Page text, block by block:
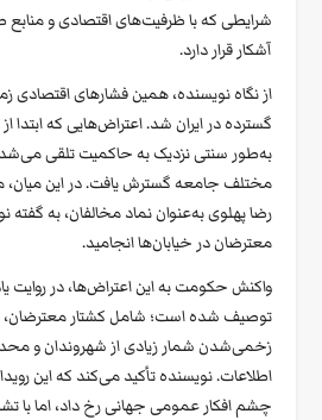
شرایطی که با ظرفیت‌های اقتصادی و
آشکار قرار دارد.
از نگاه نویسنده، همین فشارهای اقتصادی
گسترده در ایران شد. اعتراض‌هایی که ابتدا
به‌طور سنتی نزدیک به حاکمیت تلقی
مختلف جامعه گسترش یافت. در این میان،
رضا پهلوی به‌عنوان نماد مخالفان، به گفته
معترضان در خیابان‌ها انجامید.
واکنش حکومت به این اعتراض‌ها، در روایت
توصیف شده است؛ شامل کشتار معترضان،
زخمی‌شدن شمار زیادی از شهروندان و
اطلاعات. نویسنده تأکید می‌کند که این
چشم افکار عمومی جهانی رخ داد، اما با